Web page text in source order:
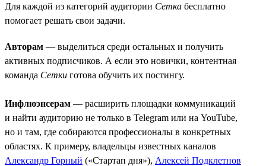
Для каждой из категорий аудитории Сетка бесплатно
помогает решать свои задачи.
Авторам — выделиться среди остальных и получить
активных подписчиков. А если это новички, контентная
команда Сетки готова обучить их постингу.
Инфлюэнсерам — расширить площадки коммуникаций
и найти аудиторию не только в Telegram или на YouTube,
но и там, где собираются профессионалы в конкретных
областях. К примеру, владельцы известных каналов
Александр Горный («Стартап дня»), Алексей Подклетнов